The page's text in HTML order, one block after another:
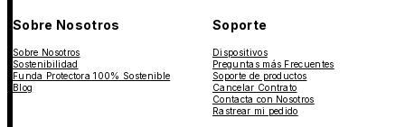
Sobre Nosotros
Sobre Nosotros
Sostenibilidad
Funda Protectora 100% Sostenible
Blog
Soporte
Dispositivos
Preguntas más Frecuentes
Soporte de productos
Cancelar Contrato
Contacta con Nosotros
Rastrear mi pedido